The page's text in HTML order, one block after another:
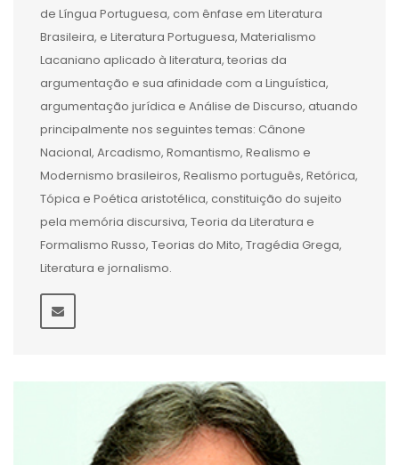
de Língua Portuguesa, com ênfase em Literatura
Brasileira, e Literatura Portuguesa, Materialismo
Lacaniano aplicado à literatura, teorias da
argumentação e sua afinidade com a Linguística,
argumentação jurídica e Análise de Discurso, atuando
principalmente nos seguintes temas: Cânone
Nacional, Arcadismo, Romantismo, Realismo e
Modernismo brasileiros, Realismo português, Retórica,
Tópica e Poética aristotélica, constituição do sujeito
pela memória discursiva, Teoria da Literatura e
Formalismo Russo, Teorias do Mito, Tragédia Grega,
Literatura e jornalismo.